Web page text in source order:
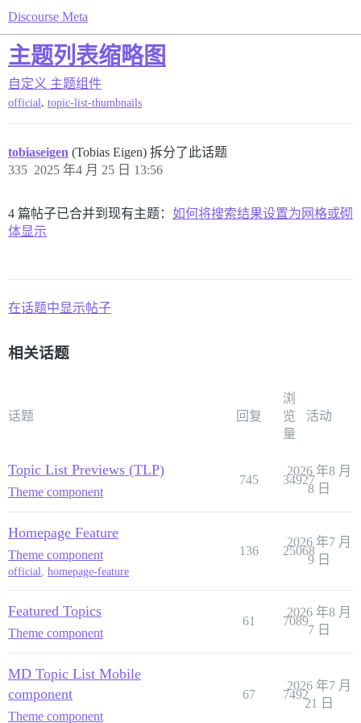
Discourse Meta
主题列表缩略图
自定义 主题组件
official, topic-list-thumbnails
tobiaseigen (Tobias Eigen) 拆分了此话题
2025 年4 月 25 日 13:56
335
4 篇帖子已合并到现有主题： 如何将搜索结果设置为网格或砌
体显示
在话题中显示帖子
相关话题
话题 回复
浏
览
量
活动
Topic List Previews (TLP)
Theme component
745 34927
2026 年8 月
8 日
Homepage Feature
Theme component
official, homepage-feature
136 25068
2026 年7 月
9 日
Featured Topics
Theme component
61 7089
2026 年8 月
7 日
MD Topic List Mobile
component
Theme component
67 7492
2026 年7 月
21 日